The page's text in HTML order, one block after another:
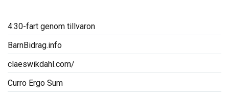
4:30-fart genom tillvaron
BarnBidrag.info
claeswikdahl.com/
Curro Ergo Sum